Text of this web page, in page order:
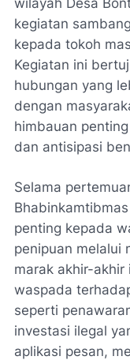
wilayah Desa
kegiatan
kepada tokoh
Kegiatan ini
hubungan yang
dengan
himbauan
dan antisipasi
Selama
penting kepada
penipuan melalui
marak akhir-akhir
waspada
seperti
investasi ilegal
aplikasi pesan,